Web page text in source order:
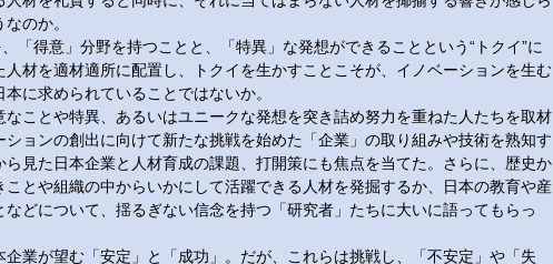
のか。
「得意」分野を持つことと、「特異」な発想ができることという“トクイ”に
人材を適材適所に配置し、トクイを生かすことこそが、イノベーションを生む
に求められていることではないか。
ことや特異、あるいはユニークな発想を突き詰め努力を重ねた人たちを取材
ションの創出に向けて新たな挑戦を始めた「企業」の取り組みや技術を熟知す
ら見た日本企業と人材育成の課題、打開策にも焦点を当てた。さらに、歴史か
ことや組織の中からいかにして活躍できる人材を発掘するか、日本の教育や産
どについて、揺るぎない信念を持つ「研究者」たちに大いに語ってもらっ
業が望む「安定」と「成功」。だが、これらは挑戦し、「不安定」や「失